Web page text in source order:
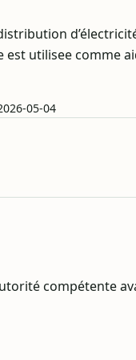
utilisee comme
05-04
compétente